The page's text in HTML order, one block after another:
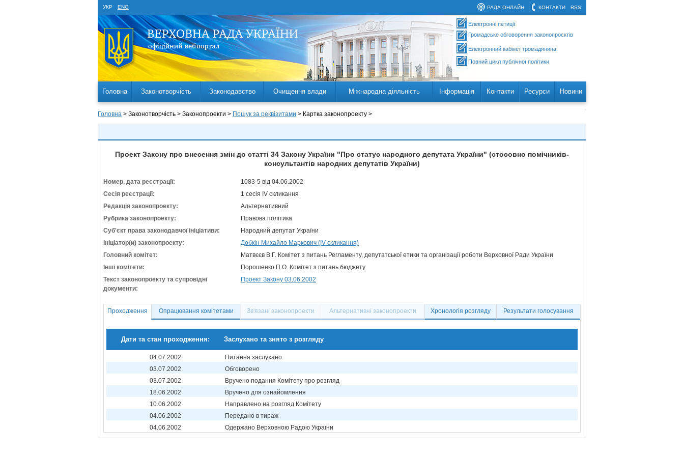
УКР ENG RSS
КОНТАКТИ
РАДА ОНЛАЙН
Електронні петиції
Громадське обговорення законопроєктів
Електронний кабінет громадянина
Повний цикл публічної політики
Головна Законотворчість Законодавство Очищення влади Міжнародна діяльність Інформація Контакти Ресурси Новини
Головна > Законотворчість > Законопроекти > Пошук за реквізитами > Картка законопроекту >
Проект Закону про внесення змін до статті 34 Закону України "Про статус народного депутата України" (стосовно помічників-
консультантів народних депутатів України)
Номер, дата реєстрації:
1083-5 від 04.06.2002
Сесія реєстрації:
1 сесія IV скликання
Редакція законопроекту:
Альтернативний
Рубрика законопроекту:
Правова політика
Суб'єкт права законодавчої ініціативи:
Народний депутат України
Ініціатор(и) законопроекту:
Добкін Михайло Маркович (IV скликання)
Головний комітет:
Матвєєв В.Г. Комітет з питань Регламенту, депутатської етики та організації роботи Верховної Ради України
Інші комітети:
Порошенко П.О. Комітет з питань бюджету
Текст законопроекту та супровідні
документи:
Проект Закону 03.06.2002
Проходження Опрацювання комітетами Зв'язані законопроекти Альтернативні законопроекти Хронологія розгляду Результати голосування
Дати та стан проходження: Заслухано та знято з розгляду
04.07.2002
Питання заслухано
03.07.2002
Обговорено
03.07.2002
Вручено подання Комітету про розгляд
18.06.2002
Вручено для ознайомлення
10.06.2002
Направлено на розгляд Комітету
04.06.2002
Передано в тираж
04.06.2002
Одержано Верховною Радою України